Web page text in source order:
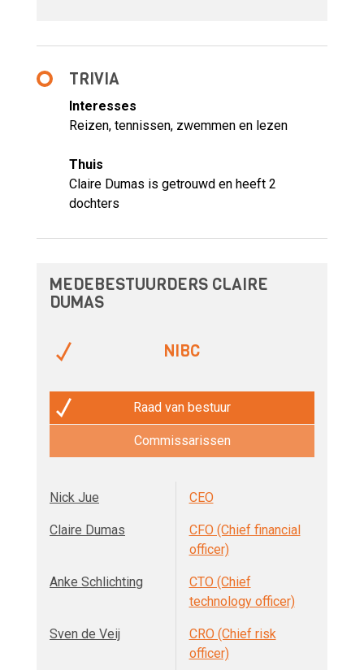
TRIVIA
Interesses
Reizen, tennissen, zwemmen en lezen
Thuis
Claire Dumas is getrouwd en heeft 2
dochters
MEDEBESTUURDERS CLAIRE
DUMAS
NIBC
Raad van bestuur
Commissarissen
Nick Jue CEO
Claire Dumas
CFO (Chief financial
officer)
Anke Schlichting
CTO (Chief
technology officer)
Sven de Veij
CRO (Chief risk
officer)